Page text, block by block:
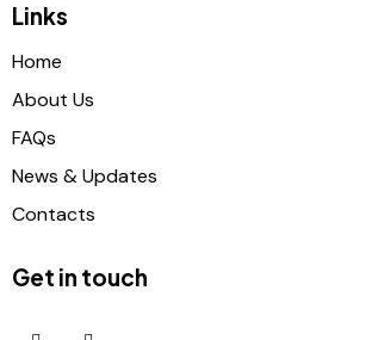
Links
Home
About Us
FAQs
News & Updates
Contacts
Get in touch